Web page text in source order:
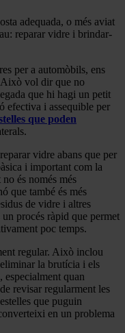
adequada, o més aviat
reparar vidre i brindar-
per a automòbils, ens
Això vol dir que no
que hi hagi un petit
efectiva i assequible per
que poden
vidre abans que per
i important com la
és només més
que també és més
de vidre i altres
procés ràpid que permet
poc temps.
regular. Això inclou
la brutícia i els
especialment quan
revisar regularment les
que puguin
en un problema